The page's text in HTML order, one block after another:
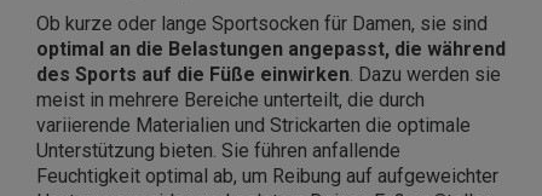
Ob kurze oder lange Sportsocken für Damen, sie sind
optimal an die Belastungen angepasst, die während
des Sports auf die Füße einwirken. Dazu werden sie
meist in mehrere Bereiche unterteilt, die durch
variierende Materialien und Strickarten die optimale
Unterstützung bieten. Sie führen anfallende
Feuchtigkeit optimal ab, um Reibung auf aufgeweichter